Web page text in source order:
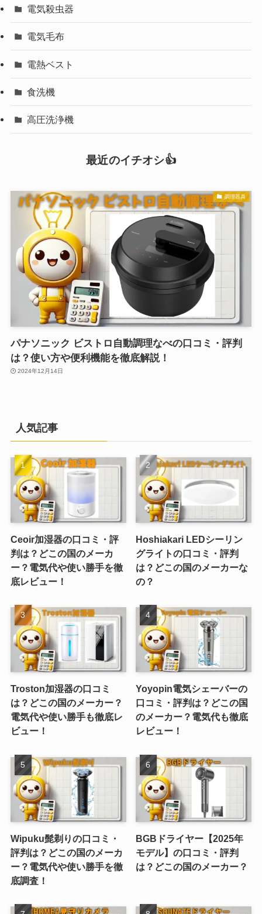
電気殺虫器
電気毛布
電熱ベスト
食洗機
高圧洗浄機
最近のイチオシ👍
調理器具
パナソニック ビストロ自動調理なべの口コミ・評判
は？使い方や便利機能を徹底解説！
2024年12月14日
人気記事
Ceoir加湿器の口コミ・評
判は？どこの国のメーカ
ー？電気代や使い勝手を徹
底レビュー！
Hoshiakari LEDシーリン
グライトの口コミ・評判
は？どこの国のメーカーな
の？
Troston加湿器の口コミ
は？どこの国のメーカー？
電気代や使い勝手も徹底レ
ビュー！
Yoyopin電気シェーバーの
口コミ・評判は？どこの国
のメーカー？電気代も徹底
レビュー！
Wipuku髭剃りの口コミ・
評判は？どこの国のメーカ
ー？電気代や使い勝手を徹
底調査！
BGBドライヤー【2025年
モデル】の口コミ・評判
は？どこの国のメーカー？